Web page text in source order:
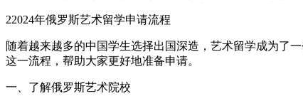
22024年俄罗斯艺术留学申请流程
随着越来越多的中国学生选择出国深造，艺术留学成为了
这一流程，帮助大家更好地准备申请。
一、了解俄罗斯艺术院校